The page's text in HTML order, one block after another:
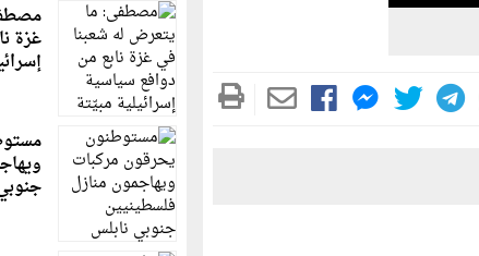
غزة